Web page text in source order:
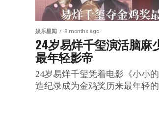
娱乐星闻 9 months ago
24岁易烊千玺演活脑麻
最年轻影帝
24岁易烊千玺凭着电影《小小
造纪录成为金鸡奖历来最年轻的